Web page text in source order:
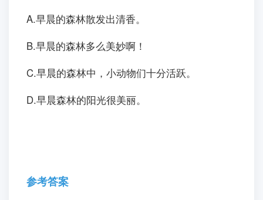
A.早晨的森林散发出清香。
B.早晨的森林多么美妙啊！
C.早晨的森林中，小动物们十分活跃。
D.早晨森林的阳光很美丽。
参考答案